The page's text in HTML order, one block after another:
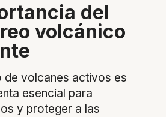
del
volcánico
de volcanes activos es
esencial para
y proteger a las